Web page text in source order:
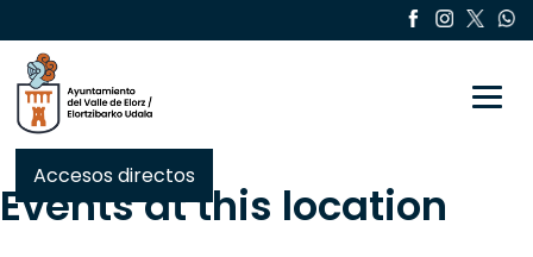
Accesos directos
Events at this location